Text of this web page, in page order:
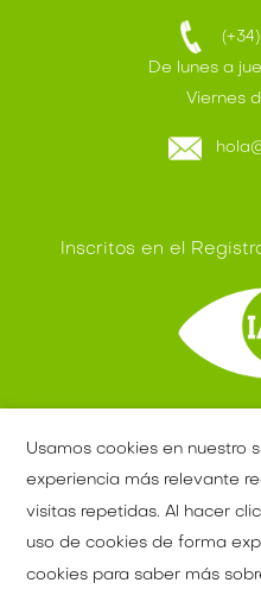
(+34)
De lunes a
Viernes
Inscritos en el
Usamos cookies en nuestro
experiencia más relevante
visitas repetidas. Al hacer
uso de cookies de forma
cookies para saber más